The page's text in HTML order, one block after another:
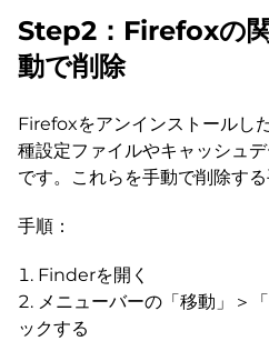
Step2：Firefoxの
動で削除
Firefoxをアンインストールし
種設定ファイルやキャッシュ
です。これらを手動で削除する
手順：
Finderを開く
メニューバーの「移動」＞
ックする